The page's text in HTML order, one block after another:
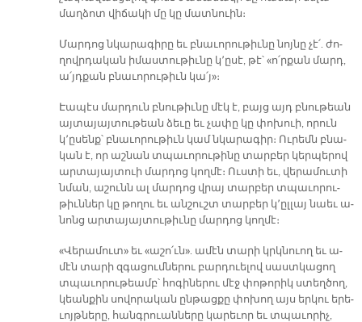
մաղ­ձոտ վի­ճա­կի մը կը մատ­նուին։
Մար­դոց նկա­րա­գի­րը եւ բնա­ւո­րու­թիւ­նը նոյ­նը չէ՛. ժո­
ղովր­դա­կան ի­մաս­տու­թիւ­նը կ՚ը­սէ, թէ՝ «ո՛ր­քան մարդ,
ա՛յդ­քան բնա­ւո­րու­թիւն կա՛յ»։­
Էա­պէս մար­դուն բնու­թիւ­նը մէկ է, բայց այդ բնու­թեան
այ­տա­յայ­տու­թեան ձե­ւը եւ չա­փը կը փո­խուի, ո­րուն
կ՚ը­սենք՝ բնա­ւո­րու­թիւն կամ նկա­րա­գիր։ Ու­րեմն բնա­
կան է, որ աշ­նան տպա­ւո­րու­թի­նը տար­բեր կեր­պե­րով
ար­տա­յայ­տուի մար­դոց կող­մէ։ Ուս­տի եւ, վե­րա­մու­տի
նման, ա­շունն ալ մար­դոց վրայ տար­բեր տպա­ւո­րու­
թիւն­ներ կը թո­ղու եւ ան­շուշտ տար­բեր կ՚ըլ­լայ նաեւ ա­
նոնց ար­տա­յայ­տու­թիւ­նը մար­դոց կող­մէ։
«Վե­րա­մուտ» եւ «ա­շո՛ւն». ա­մէն տա­րի կրկնուող եւ ա­
մէն տա­րի զգա­ցում­նե­րու բար­դուե­լով սաստ­կա­ցող
տպա­ւո­րու­թեամբ՝ հո­գի­նե­րու մէջ փո­թո­րիկ ստեղ­ծող,
կեան­քին սո­վո­րա­կան ըն­թաց­քը փո­խող այս եր­կու ե­րե­
ւոյթ­նե­րը, հանգ­րուան­նե­րը կա­րե­ւոր եւ տպա­ւո­րիչ,